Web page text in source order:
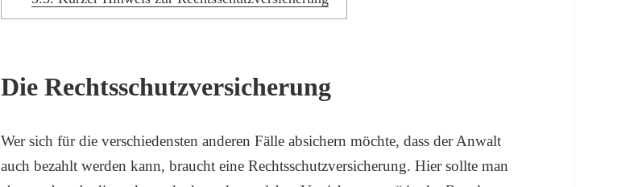
Die Rechtsschutzversicherung
Wer sich für die verschiedensten anderen Fälle absichern möchte, dass der Anwalt
auch bezahlt werden kann, braucht eine Rechtsschutzversicherung. Hier sollte man